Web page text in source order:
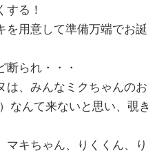
する！
を用意して準備万端でお誕
断られ・・・
は、みんなミクちゃんのお
なんて来ないと思い、覗き
マキちゃん、りくくん、り